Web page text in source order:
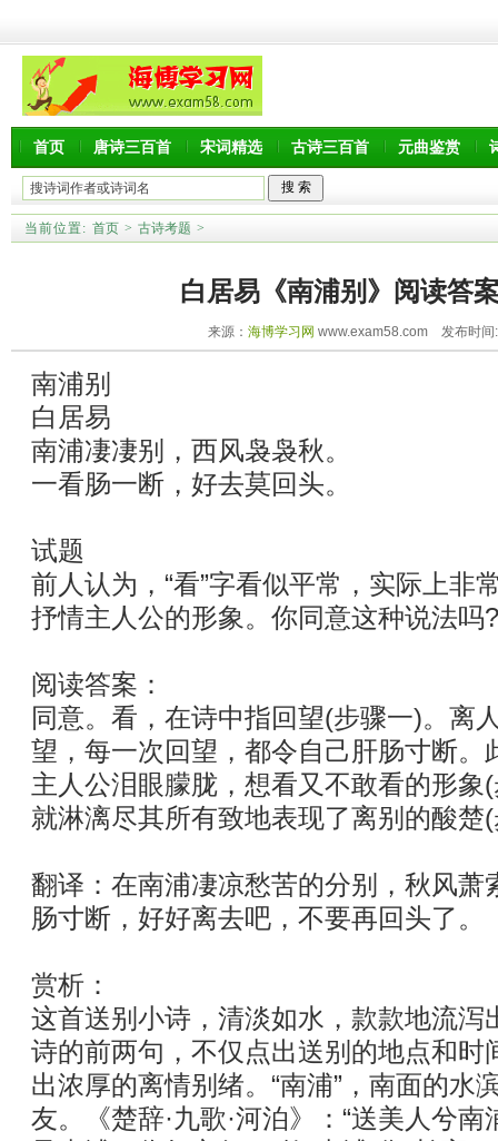
首页 唐诗三百首 宋词精选 古诗三百首 元曲鉴赏
当前位置: 首页 > 古诗考题 >
白居易《南浦别》阅读答
来源： 海博学习网 www.exam58.com 发布时间
南浦别
白居易
南浦凄凄别，西风袅袅秋。
一看肠一断，好去莫回头。
试题
前人认为，“看”字看似平常，实际上非
抒情主人公的形象。你同意这种说法吗
阅读答案：
同意。看，在诗中指回望(步骤一)。离
望，每一次回望，都令自己肝肠寸断。
主人公泪眼朦胧，想看又不敢看的形象
就淋漓尽其所有致地表现了离别的酸楚
翻译：在南浦凄凉愁苦的分别，秋风萧
肠寸断，好好离去吧，不要再回头了。
赏析：
这首送别小诗，清淡如水，款款地流泻
诗的前两句，不仅点出送别的地点和时
出浓厚的离情别绪。“南浦”，南面的水
友。《楚辞·九歌·河泊》：“送美人兮南